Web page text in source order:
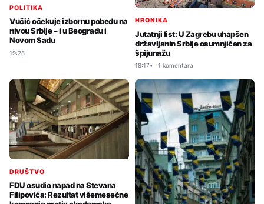
POLITIKA
Vučić očekuje izbornu pobedu na
nivou Srbije – i u Beogradu i
Novom Sadu
19:28
HRONIKA
Jutatnji list: U Zagrebu uhapšen
državljanin Srbije osumnjičen za
špijunažu
18:17 1 komentara
DRUŠTVO
FDU osudio napad na Stevana
Filipovića: Rezultat višemesečne